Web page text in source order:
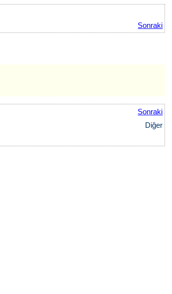
Sonraki
Sonraki
Diğer